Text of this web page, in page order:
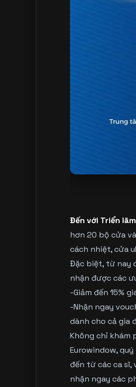
Đến với Triển
hơn 20 bộ cửa
cách nhiệt, cửa
Đặc biệt, từ nay
nhận được các
-Giảm đến 15%
-Nhận ngay
dành cho cả gia
Không chỉ khám
Eurowindow,
đến từ các ca sĩ,
nhận ngay các